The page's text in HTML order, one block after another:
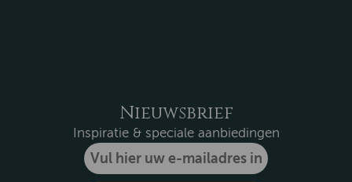
Nieuwsbrief
Inspiratie & speciale aanbiedingen